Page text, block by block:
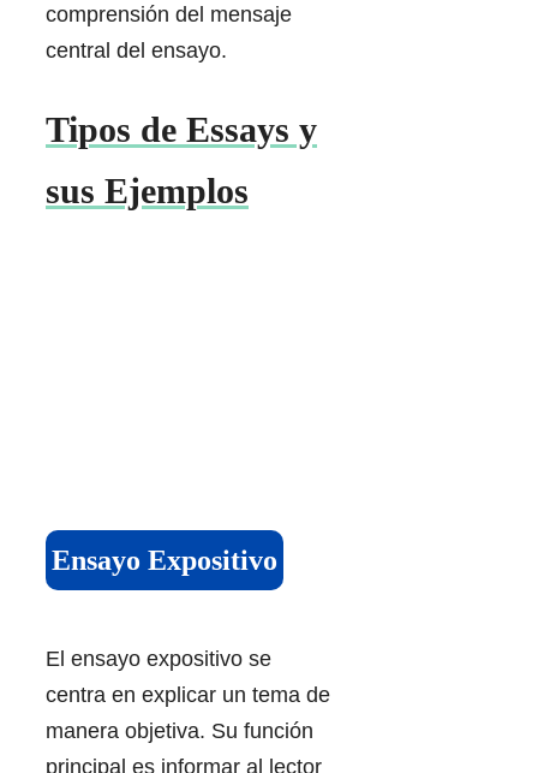
comprensión del mensaje
central del ensayo.
Tipos de Essays y
sus Ejemplos
Ensayo Expositivo
El ensayo expositivo se
centra en explicar un tema de
manera objetiva. Su función
principal es informar al lector